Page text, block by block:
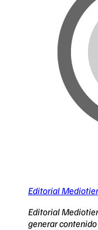
Editorial
Editorial
generar